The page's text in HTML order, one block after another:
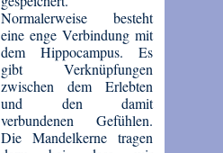
Normalerweise besteht
eine enge Verbindung mit
dem Hippocampus. Es
gibt Verknüpfungen
zwischen dem Erlebten
und den damit
verbundenen Gefühlen.
Die Mandelkerne tragen